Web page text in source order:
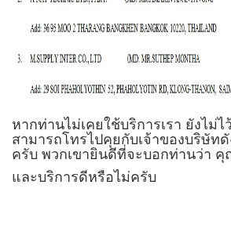
หากท่านไม่เคยใช้บริการเรา ยังไม่ไ
สามารถโทรไปคุยกับเจ้าของบริษัท
ครับ พวกเขายินดีที่จะบอกท่านว่า คุ
และบริการดีหรือไม่ครับ